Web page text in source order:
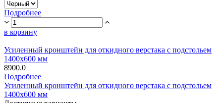
Подробнее
в корзину
Усиленный кронштейн для откидного верстака с подстольем
1400х600 мм
8900.0
Подробнее
Усиленный кронштейн для откидного верстака с подстольем
1400х600 мм